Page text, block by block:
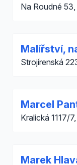
Na Roudné
Malířství,
Strojírenská
Marcel
Kralická 1117/
Marek